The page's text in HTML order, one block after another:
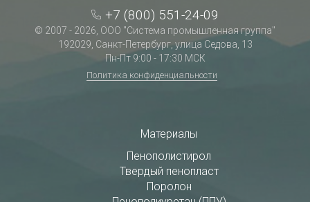
+7 (800) 551-24-09
© 2007 - 2026, ООО "Система промышленная группа"
192029, Санкт-Петербург, улица Седова, 13
Пн-Пт 9:00 - 17:30 МСК
Политика конфиденциальности
Материалы
Пенополистирол
Твердый пенопласт
Поролон